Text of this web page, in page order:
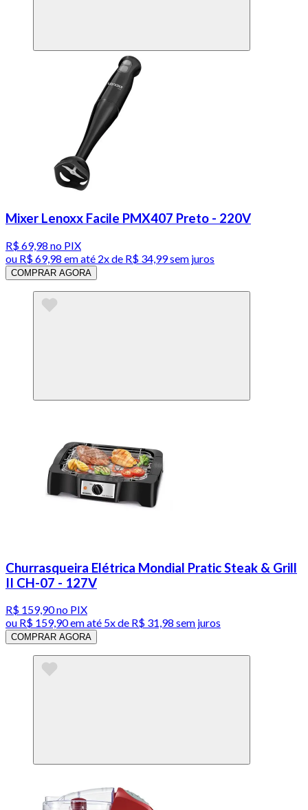
Mixer Lenoxx Facile PMX407 Preto - 220V
R$ 69,98 no PIX
ou R$ 69,98 em até 2x de R$ 34,99 sem juros
COMPRAR AGORA
Churrasqueira Elétrica Mondial Pratic Steak & Grill
II CH-07 - 127V
R$ 159,90no PIX
ou R$ 159,90em até 5x de R$ 31,98 sem juros
COMPRAR AGORA